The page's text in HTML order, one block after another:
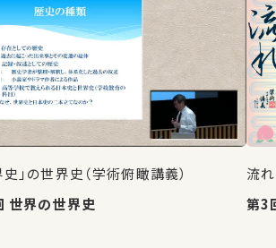
史」の世界史（学術俯瞰講義）
第1回 世界の世界史
流